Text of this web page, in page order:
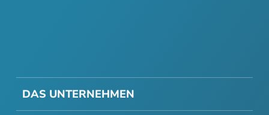
DAS UNTERNEHMEN